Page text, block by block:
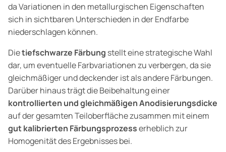
da Variationen in den metallurgischen Eigenschaften
sich in sichtbaren Unterschieden in der Endfarbe
niederschlagen können.
Dietiefschwarze Färbung stellt eine strategische Wahl
dar, um eventuelle Farbvariationen zu verbergen, da sie
gleichmäßiger und deckender ist als andere Färbungen.
Darüber hinaus trägt die Beibehaltung einer
kontrollierten und gleichmäßigen Anodisierungsdicke
auf der gesamten Teiloberfläche zusammen mit einem
gut kalibrierten Färbungsprozesserheblich zur
Homogenität des Ergebnisses bei.